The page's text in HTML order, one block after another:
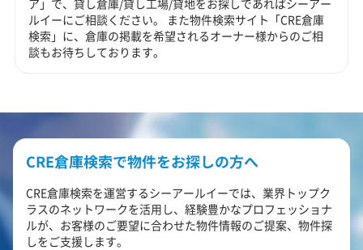
ルイーにご相談ください。 また物件検索サイト「CRE倉庫
検索」に、倉庫の掲載を希望されるオーナー様からのご相
談もお待ちしております。
CRE倉庫検索で物件をお探しの方へ
CRE倉庫検索を運営するシーアールイーでは、業界トップク
ラスのネットワークを活用し、経験豊かなプロフェッショナ
ルが、お客様のご要望に合わせた物件情報のご提案、物件探
しをご支援します。